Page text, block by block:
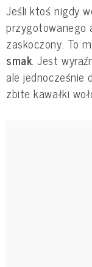
Jeśli ktoś nigdy
przygotowanego
zaskoczony. To
smak. Jest
ale jednocześnie
zbite kawałki